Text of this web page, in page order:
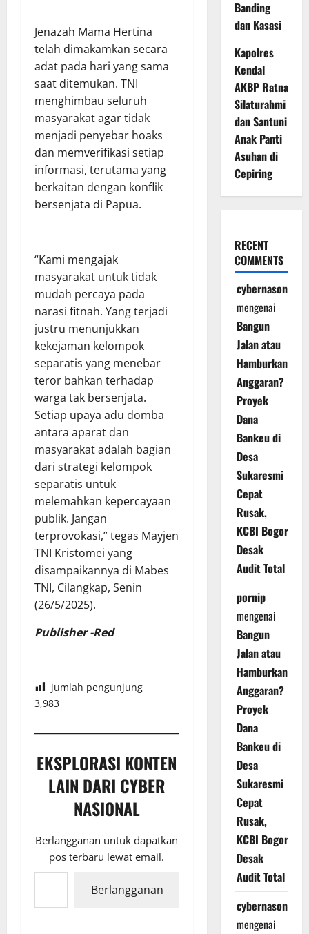
Jenazah Mama Hertina
telah dimakamkan secara
adat pada hari yang sama
saat ditemukan. TNI
menghimbau seluruh
masyarakat agar tidak
menjadi penyebar hoaks
dan memverifikasi setiap
informasi, terutama yang
berkaitan dengan konflik
bersenjata di Papua.
“Kami mengajak
masyarakat untuk tidak
mudah percaya pada
narasi fitnah. Yang terjadi
justru menunjukkan
kekejaman kelompok
separatis yang menebar
teror bahkan terhadap
warga tak bersenjata.
Setiap upaya adu domba
antara aparat dan
masyarakat adalah bagian
dari strategi kelompok
separatis untuk
melemahkan kepercayaan
publik. Jangan
terprovokasi,” tegas Mayjen
TNI Kristomei yang
disampaikannya di Mabes
TNI, Cilangkap, Senin
(26/5/2025).
Publisher -Red
jumlah pengunjung
3,983
EKSPLORASI KONTEN
LAIN DARI CYBER
NASIONAL
Berlangganan untuk dapatkan
pos terbaru lewat email.
Ketikkan email Anda...
Berlangganan
Banding
dan Kasasi
Kapolres
Kendal
AKBP Ratna
Silaturahmi
dan Santuni
Anak Panti
Asuhan di
Cepiring
RECENT
COMMENTS
cybernasonal
mengenai
Bangun
Jalan atau
Hamburkan
Anggaran?
Proyek
Dana
Bankeu di
Desa
Sukaresmi
Cepat
Rusak,
KCBI Bogor
Desak
Audit Total
pornip
mengenai
Bangun
Jalan atau
Hamburkan
Anggaran?
Proyek
Dana
Bankeu di
Desa
Sukaresmi
Cepat
Rusak,
KCBI Bogor
Desak
Audit Total
cybernasonal
mengenai